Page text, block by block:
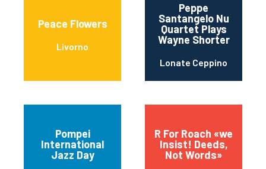
Peace Flowers
Livorno
Peppe
Santangelo Nu
Quartet Plays
Wayne Shorter
Lonate Ceppino
Pompei
International
Jazz Day
R For Roach «we
Insist! Deeds,
Not Words»